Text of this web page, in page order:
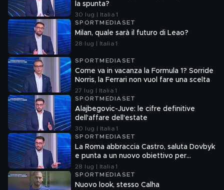
la spunta?
30 lug | Italia 1
SPORTMEDIASET
Milan, quale sarà il futuro di Leao?
28 lug | Italia 1
SPORTMEDIASET
Come va in vacanza la Formula 1? Sorride
Norris, la Ferrari non vuol fare una scelta
27 lug | Italia 1
SPORTMEDIASET
Alajbegovic-Juve: le cifre definitive
dell'affare dell'estate
30 lug | Italia 1
SPORTMEDIASET
La Roma abbraccia Castro, saluta Dovbyk
e punta a un nuovo obiettivo per
l'attacco
28 lug | Italia 1
SPORTMEDIASET
Nuovo look, stesso Calha